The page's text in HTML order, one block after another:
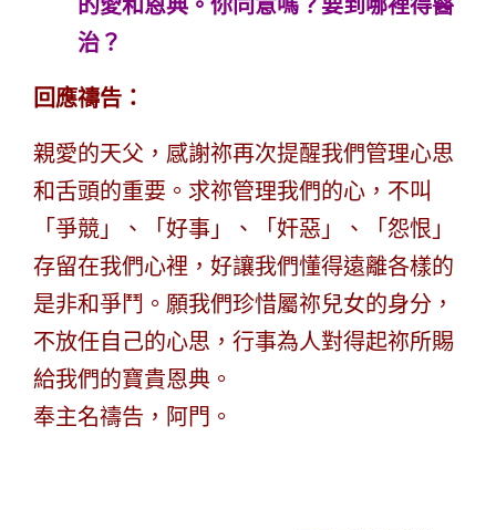
的愛和恩典。你同意嗎？要到哪裡得醫
治？
回應禱告：
親愛的天父，感謝祢再次提醒我們管理心思
和舌頭的重要。求祢管理我們的心，不叫
「爭競」、「好事」、「奸惡」、「怨恨」
存留在我們心裡，好讓我們懂得遠離各樣的
是非和爭鬥。願我們珍惜屬祢兒女的身分，
不放任自己的心思，行事為人對得起祢所賜
給我們的寶貴恩典。
奉主名禱告，阿門。